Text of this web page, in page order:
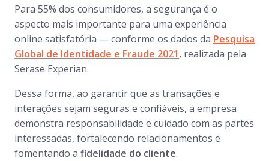
Para 55% dos consumidores, a segurança é o
aspecto mais importante para uma experiência
online satisfatória — conforme os dados da Pesquisa
Global de Identidade e Fraude 2021, realizada pela
Serase Experian.
Dessa forma, ao garantir que as transações e
interações sejam seguras e confiáveis, a empresa
demonstra responsabilidade e cuidado com as partes
interessadas, fortalecendo relacionamentos e
fomentando a fidelidade do cliente.